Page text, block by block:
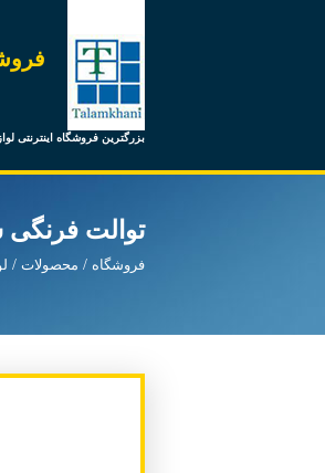
بزرگترین فروشگاه اینترنتی
توالت فرنگی
فروشگاه محصولات